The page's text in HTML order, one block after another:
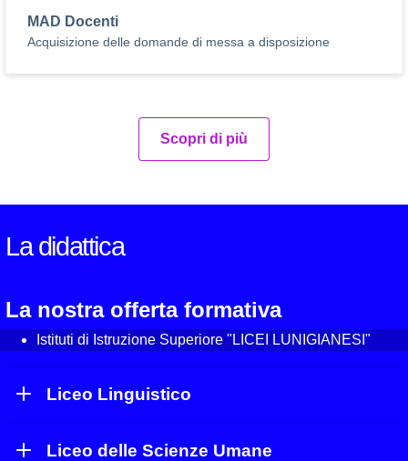
MAD Docenti
Acquisizione delle domande di messa a disposizione
Scopri di più
La didattica
La nostra offerta formativa
Istituti di Istruzione Superiore "LICEI LUNIGIANESI"
Liceo Linguistico
Liceo delle Scienze Umane